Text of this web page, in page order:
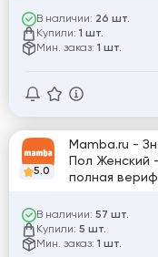
В наличии: 26 шт.
Купили: 1 шт.
Мин. заказ: 1 шт.
5.0
Mamba.ru -
Пол Женский
полная
адреса и
аккаунта, и
В наличии: 57 шт.
Купили: 5 шт.
Мин. заказ: 1 шт.